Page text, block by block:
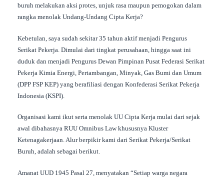
buruh melakukan aksi protes, unjuk rasa maupun pemogokan dalam
rangka menolak Undang-Undang Cipta Kerja?
Kebetulan, saya sudah sekitar 35 tahun aktif menjadi Pengurus
Serikat Pekerja. Dimulai dari tingkat perusahaan, hingga saat ini
duduk dan menjadi Pengurus Dewan Pimpinan Pusat Federasi Serikat
Pekerja Kimia Energi, Pertambangan, Minyak, Gas Bumi dan Umum
(DPP FSP KEP) yang berafiliasi dengan Konfederasi Serikat Pekerja
Indonesia (KSPI).
Organisasi kami ikut serta menolak UU Cipta Kerja mulai dari sejak
awal dibahasnya RUU Omnibus Law khususnya Kluster
Ketenagakerjaan. Alur berpikir kami dari Serikat Pekerja/Serikat
Buruh, adalah sebagai berikut.
Amanat UUD 1945 Pasal 27, menyatakan “Setiap warga negara